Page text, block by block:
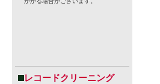
レコードクリーニング